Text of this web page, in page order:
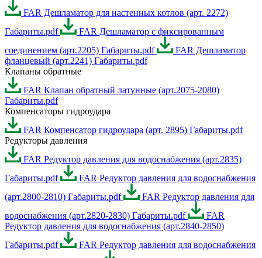
FAR Дешламатор для настенных котлов (арт. 2272)
Габариты.pdf
FAR Дешламатор с фиксированным
соединением (арт.2205) Габариты.pdf
FAR Дешламатор
фланцевый (арт.2241) Габариты.pdf
Клапаны обратные
FAR Клапан обратный латунные (арт.2075-2080)
Габариты.pdf
Компенсаторы гидроудара
FAR Компенсатор гидроудара (арт. 2895) Габариты.pdf
Редукторы давления
FAR Редуктор давления для водоснабжения (арт.2835)
Габариты.pdf
FAR Редуктор давления для водоснабжения
(арт.2800-2810) Габариты.pdf
FAR Редуктор давления для
водоснабжения (арт.2820-2830) Габариты.pdf
FAR
Редуктор давления для водоснабжения (арт.2840-2850)
Габариты.pdf
FAR Редуктор давления для водоснабжения